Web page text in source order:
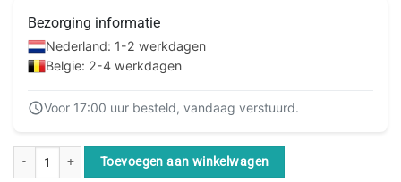
Bezorging informatie
Nederland: 1-2 werkdagen
Belgie: 2-4 werkdagen
Voor 17:00 uur besteld, vandaag verstuurd.
Fujitsu FBU Option voor PRAID EP5xx/EP6xx bulk aantal
Toevoegen aan winkelwagen